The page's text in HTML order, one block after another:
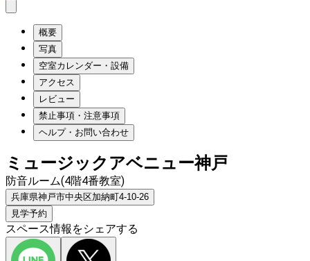
概要
写真
空室カレンダー・設備
アクセス
レビュー
禁止事項・注意事項
ヘルプ・お問い合わせ
ミュージックアベニュー神戸
防音ルーム(4階4番教室)
兵庫県神戸市中央区加納町4-10-26
見学予約
スペース情報をシェアする